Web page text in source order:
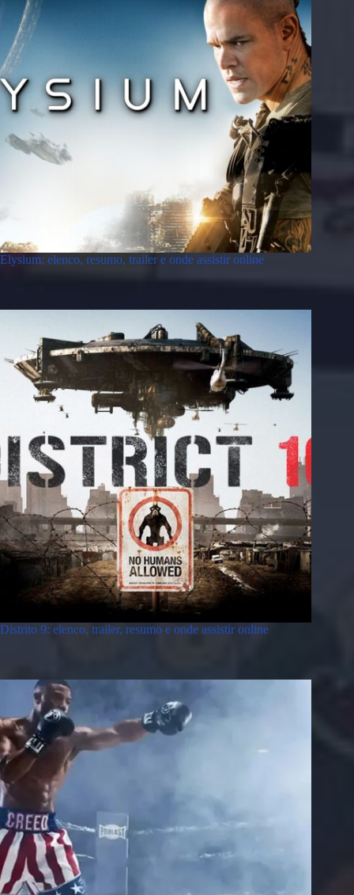
Elysium: elenco, resumo, trailer e onde assistir online
Distrito 9: elenco, trailer, resumo e onde assistir online